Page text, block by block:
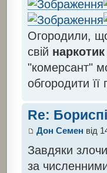
Огородили,
свій наркотик
"комерсант"
обгородити
Re:
Дон Семен від
Завдяки
за